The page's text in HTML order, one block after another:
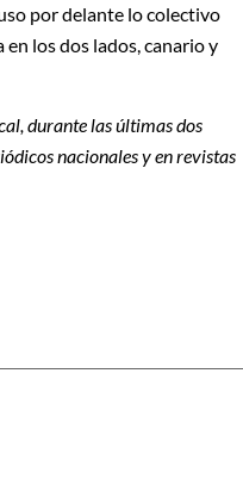
por delante lo colectivo
los dos lados, canario y
durante las últimas dos
nacionales y enrevistas